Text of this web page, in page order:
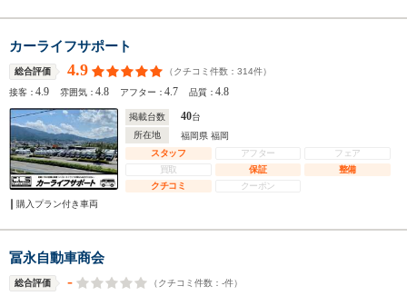
カーライフサポート
総合評価 4.9 （クチコミ件数： 314件）
接客：4.9 雰囲気：4.8 アフター：4.7 品質：4.8
掲載台数 40台
所在地
福岡県 福岡
スタッフ
アフター
フェア
買取
保証
整備
クチコミ
クーポン
購入プラン付き車両
冨永自動車商会
総合評価 - （クチコミ件数： -件）